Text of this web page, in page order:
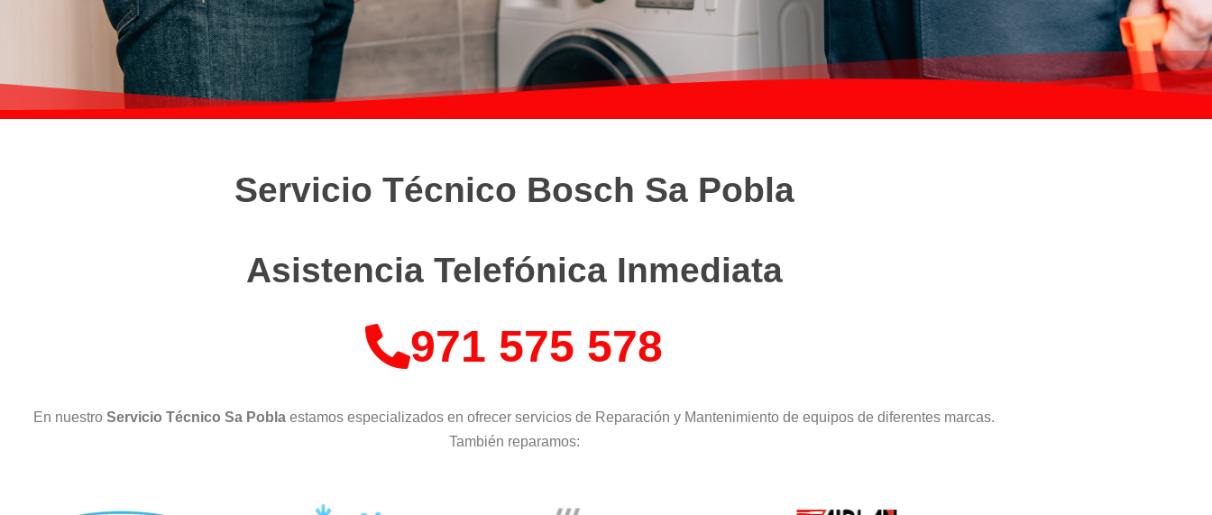
Servicio Técnico Bosch Sa Pobla
Asistencia Telefónica Inmediata
971 575 578
En nuestro Servicio Técnico Sa Pobla estamos especializados en ofrecer servicios de Reparación y Mantenimiento de equipos de diferentes marcas.
También reparamos: